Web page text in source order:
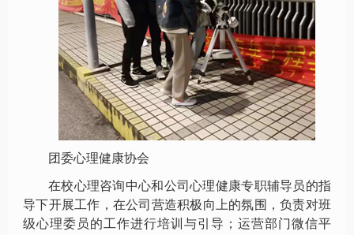
团委心理健康协会
在校心理咨询中心和公司心理健康专职辅导员的指
导下开展工作，在公司营造积极向上的氛围，负责对班
级心理委员的工作进行培训与引导；运营部门微信平